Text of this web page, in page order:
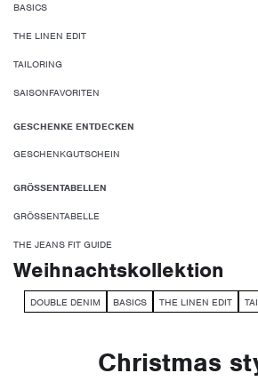
BASICS
THE LINEN EDIT
TAILORING
SAISONFAVORITEN
GESCHENKE ENTDECKEN
GESCHENKGUTSCHEIN
GRÖSSENTABELLEN
GRÖSSENTABELLE
THE JEANS FIT GUIDE
Weihnachtskollektion
DOUBLE DENIM BASICS THE LINEN EDIT
Christmas